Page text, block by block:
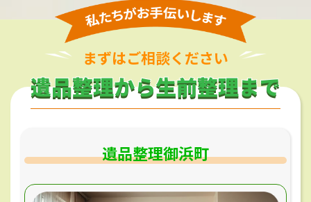
まずはご相談ください
遺品整理から生前整理まで
遺品整理から生前整理まで
遺品整理御浜町